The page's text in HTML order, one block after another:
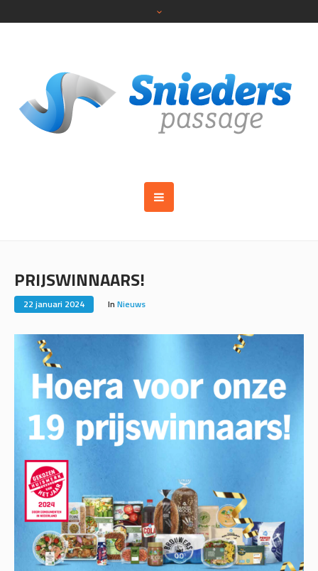
PRIJSWINNAARS!
22 januari 2024 In Nieuws